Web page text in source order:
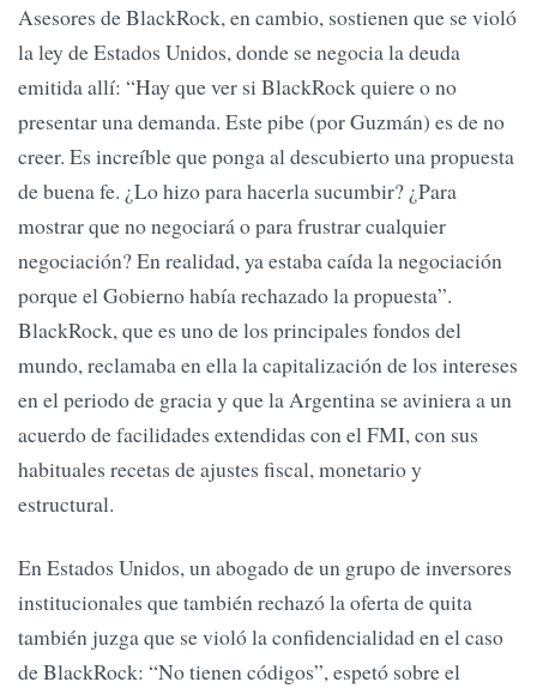
Asesores de BlackRock, en cambio, sostienen que se violó
la ley de Estados Unidos, donde se negocia la deuda
emitida allí: “Hay que ver si BlackRock quiere o no
presentar una demanda. Este pibe (por Guzmán) es de no
creer. Es increíble que ponga al descubierto una propuesta
de buena fe. ¿Lo hizo para hacerla sucumbir? ¿Para
mostrar que no negociará o para frustrar cualquier
negociación? En realidad, ya estaba caída la negociación
porque el Gobierno había rechazado la propuesta”.
BlackRock, que es uno de los principales fondos del
mundo, reclamaba en ella la capitalización de los intereses
en el periodo de gracia y que la Argentina se aviniera a un
acuerdo de facilidades extendidas con el FMI, con sus
habituales recetas de ajustes fiscal, monetario y
estructural.
En Estados Unidos, un abogado de un grupo de inversores
institucionales que también rechazó la oferta de quita
también juzga que se violó la confidencialidad en el caso
de BlackRock: “No tienen códigos”, espetó sobre el